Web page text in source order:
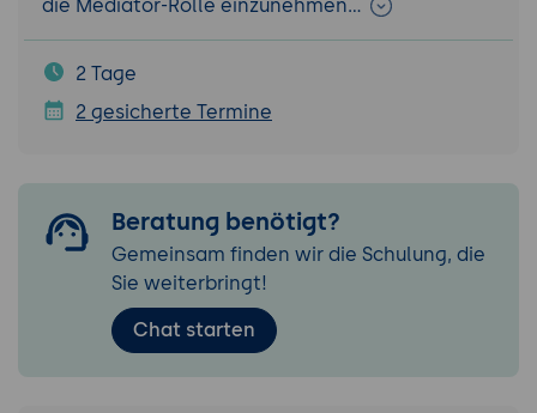
die Mediator-Rolle einzunehmen…
2 Tage
2 gesicherte Termine
Beratung benötigt?
Gemeinsam finden wir die Schulung, die
Sie weiterbringt!
Chat starten